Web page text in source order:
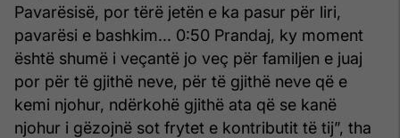
Pavarësisë, por tërë jetën e ka pasur për liri,
pavarësi e bashkim... 0:50 Prandaj, ky moment
është shumë i veçantë jo veç për familjen e juaj
por për të gjithë neve, për të gjithë neve që e
kemi njohur, ndërkohë gjithë ata që se kanë
njohur i gëzojnë sot frytet e kontributit të tij”, tha